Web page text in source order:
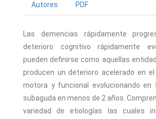
Autores PDF
Las demencias rápidamente
deterioro cognitivo rápidamente
pueden definirse como aquellas
producen un deterioro acelerado en
motora y funcional evolucionando en
subaguda en menos de 2 años.
variedad de etiologías las cuales